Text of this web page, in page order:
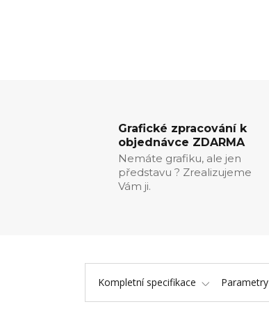
Grafické zpracování k
objednávce ZDARMA
Nemáte grafiku, ale jen
představu ? Zrealizujeme
Vám ji.
Kompletní specifikace Parametry